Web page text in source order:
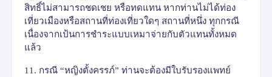
สิทธิ์ไม่สามารถชดเชย หรือทดแทน หากท่านไม่ได้ท่อง
เที่ยวเมืองหรือสถานที่ท่องเที่ยวใดๆ สถานที่หนึ่ง ทุกกรณี
เนื่องจากเป้นการชำระแบบเหมาจ่ายกับตัวแทนทั้งหมด
แล้ว
11. กรณี “หญิงตั้งครรภ์” ท่านจะต้องมีใบรับรองแพทย์